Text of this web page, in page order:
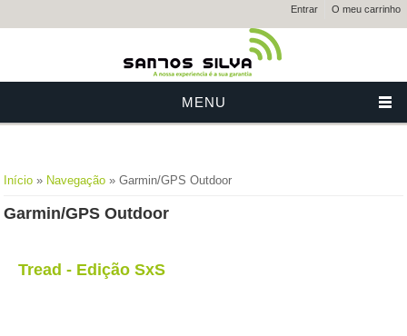
Entrar O meu carrinho
MENU
Está aqui
Início » Navegação » Garmin/GPS Outdoor
Garmin/GPS Outdoor
Tread - Edição SxS